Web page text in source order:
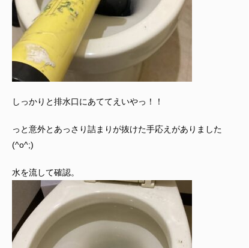
しっかりと排水口にあててえいやっ！！
っと意外とあっさり詰まりが抜けた手応えがありました
(^o^;)
水を流して確認。